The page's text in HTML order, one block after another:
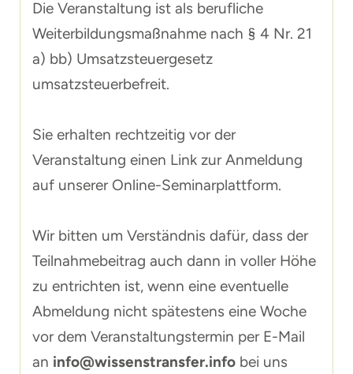
Die Veranstaltung ist als berufliche
Weiterbildungsmaßnahme nach § 4 Nr. 21
a) bb) Umsatzsteuergesetz
umsatzsteuerbefreit.
Sie erhalten rechtzeitig vor der
Veranstaltung einen Link zur Anmeldung
auf unserer Online-Seminarplattform.
Wir bitten um Verständnis dafür, dass der
Teilnahmebeitrag auch dann in voller Höhe
zu entrichten ist, wenn eine eventuelle
Abmeldung nicht spätestens eine Woche
vor dem Veranstaltungstermin per E-Mail
an info@wissenstransfer.info bei uns